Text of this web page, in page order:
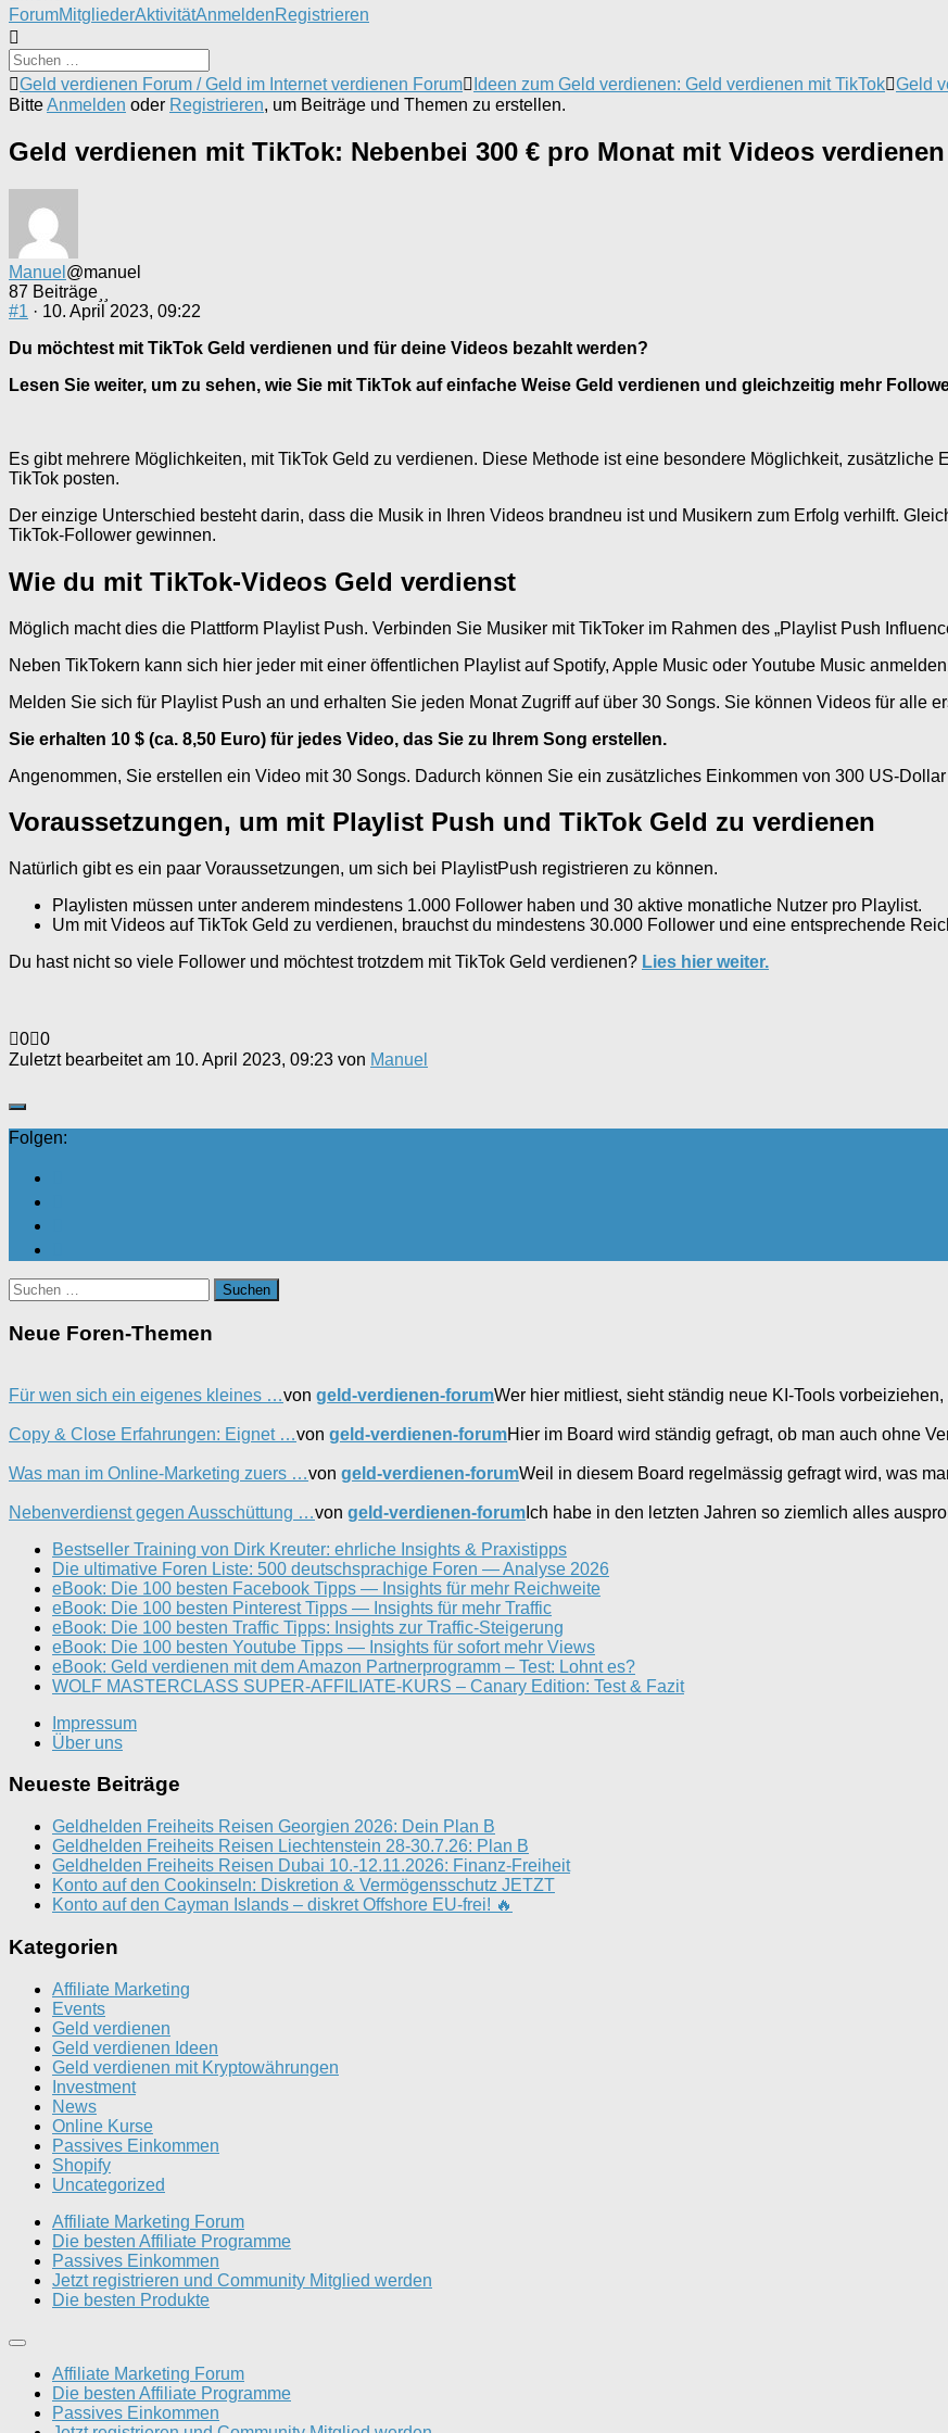
Forum-
Navigation
ForumMitgliederAktivitätAnmeldenRegistrieren
Forum-
Breadcrumbs
Du
bist
Geld verdienen Forum / Geld im Internet verdienen Forum Ideen zum Geld verdienen: Geld verdienen mit TikTok Geld
BitteAnmelden oder Registrieren, um Beiträge und Themen zu erstellen.
Geld verdienen mit TikTok: Nebenbei 300 € pro Monat mit Videos verdienen
Manuel @manuel
87 Beiträge
#1 · 10. April 2023, 09:22
Du möchtest mit TikTok Geld verdienen und für deine Videos bezahlt werden?
Lesen Sie weiter, um zu sehen, wie Sie mit TikTok auf einfache Weise Geld verdienen und gleichzeitig mehr
Es gibt mehrere Möglichkeiten, mit TikTok Geld zu verdienen. Diese Methode ist eine besondere Möglichkeit,
TikTok posten.
Der einzige Unterschied besteht darin, dass die Musik in Ihren Videos brandneu ist und Musikern zum Erfolg verhilft.
TikTok-Follower gewinnen.
Wie du mit TikTok-Videos Geld verdienst
Möglich macht dies die Plattform Playlist Push. Verbinden Sie Musiker mit TikToker im Rahmen des „Playlist Push
Neben TikTokern kann sich hier jeder mit einer öffentlichen Playlist auf Spotify, Apple Music oder Youtube Music
Melden Sie sich für Playlist Push an und erhalten Sie jeden Monat Zugriff auf über 30 Songs. Sie können Videos für alle
Sie erhalten 10 $ (ca. 8,50 Euro) für jedes Video, das Sie zu Ihrem Song erstellen.
Angenommen, Sie erstellen ein Video mit 30 Songs. Dadurch können Sie ein zusätzliches Einkommen von 300 US-
Voraussetzungen, um mit Playlist Push und TikTok Geld zu verdienen
Natürlich gibt es ein paar Voraussetzungen, um sich bei PlaylistPush registrieren zu können.
Playlisten müssen unter anderem mindestens 1.000 Follower haben und 30 aktive monatliche Nutzer pro Playlist.
Um mit Videos auf TikTok Geld zu verdienen, brauchst du mindestens 30.000 Follower und eine entsprechende
Du hast nicht so viele Follower und möchtest trotzdem mit TikTok Geld verdienen? Lies hier weiter.
Anklicken
für
unten.
0 Anklicken
für
0
Zuletzt bearbeitet am 10. April 2023, 09:23 von Manuel
Folgen:
Suchen
nach:
Neue Foren-Themen
Für wen sich ein eigenes kleines …von geld-verdienen-forumWer hier mitliest, sieht ständig neue KI-Tools
Copy & Close Erfahrungen: Eignet …von geld-verdienen-forumHier im Board wird ständig gefragt, ob man auch ohne
Was man im Online-Marketing zuers …von geld-verdienen-forumWeil in diesem Board regelmässig gefragt wird, was
Nebenverdienst gegen Ausschüttung …von geld-verdienen-forum Ich habe in den letzten Jahren so ziemlich alles
Bestseller Training von Dirk Kreuter: ehrliche Insights & Praxistipps
Die ultimative Foren Liste: 500 deutschsprachige Foren — Analyse 2026
eBook: Die 100 besten Facebook Tipps — Insights für mehr Reichweite
eBook: Die 100 besten Pinterest Tipps — Insights für mehr Traffic
eBook: Die 100 besten Traffic Tipps: Insights zur Traffic-Steigerung
eBook: Die 100 besten Youtube Tipps — Insights für sofort mehr Views
eBook: Geld verdienen mit dem Amazon Partnerprogramm – Test: Lohnt es?
WOLF MASTERCLASS SUPER-AFFILIATE-KURS – Canary Edition: Test & Fazit
Impressum
Über uns
Neueste Beiträge
Geldhelden Freiheits Reisen Georgien 2026: Dein Plan B
Geldhelden Freiheits Reisen Liechtenstein 28-30.7.26: Plan B
Geldhelden Freiheits Reisen Dubai 10.-12.11.2026: Finanz-Freiheit
Konto auf den Cookinseln: Diskretion & Vermögensschutz JETZT
Konto auf den Cayman Islands – diskret Offshore EU-frei! 🔥
Kategorien
Affiliate Marketing
Events
Geld verdienen
Geld verdienen Ideen
Geld verdienen mit Kryptowährungen
Investment
News
Online Kurse
Passives Einkommen
Shopify
Uncategorized
Affiliate Marketing Forum
Die besten Affiliate Programme
Passives Einkommen
Jetzt registrieren und Community Mitglied werden
Die besten Produkte
Affiliate Marketing Forum
Die besten Affiliate Programme
Passives Einkommen